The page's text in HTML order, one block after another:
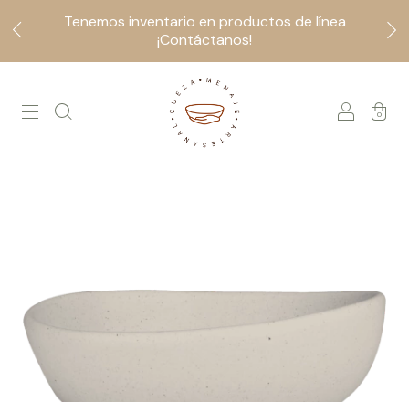
Tenemos inventario en productos de línea
¡Contáctanos!
0